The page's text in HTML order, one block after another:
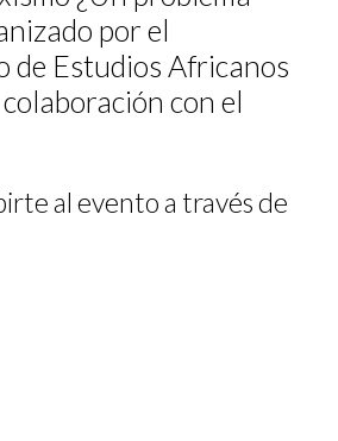
por el
de Estudios Africanos
con el
al evento a través de